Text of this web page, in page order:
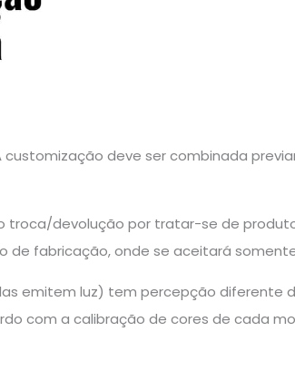
deve ser combinada
troca/devolução por tratar-se de
de fabricação, onde se aceitará
emitem luz) tem percepção diferente
com a calibração de cores de cada